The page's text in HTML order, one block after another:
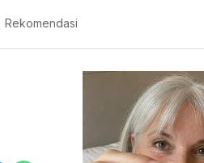
Rekomendasi